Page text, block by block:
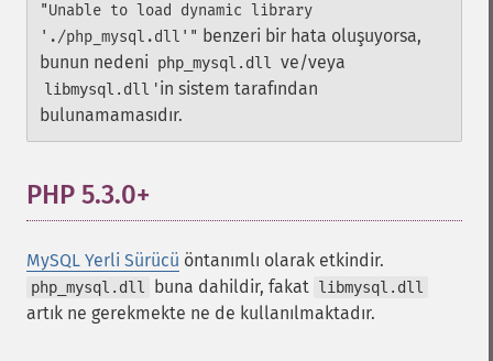
"Unable to load dynamic library
'./php_mysql.dll'" benzeri bir hata oluşuyorsa,
bunun nedeni
php_mysql.dll ve/veya
libmysql.dll 'in sistem tarafından
bulunamamasıdır.
PHP 5.3.0+
MySQL Yerli Sürücü öntanımlı olarak etkindir.
php_mysql.dll buna dahildir, fakat libmysql.dll
artık ne gerekmekte ne de kullanılmaktadır.